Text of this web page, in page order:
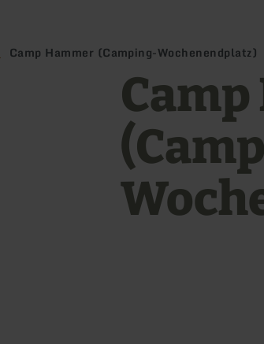
Camp Hammer (Camping-Wochenendplatz)